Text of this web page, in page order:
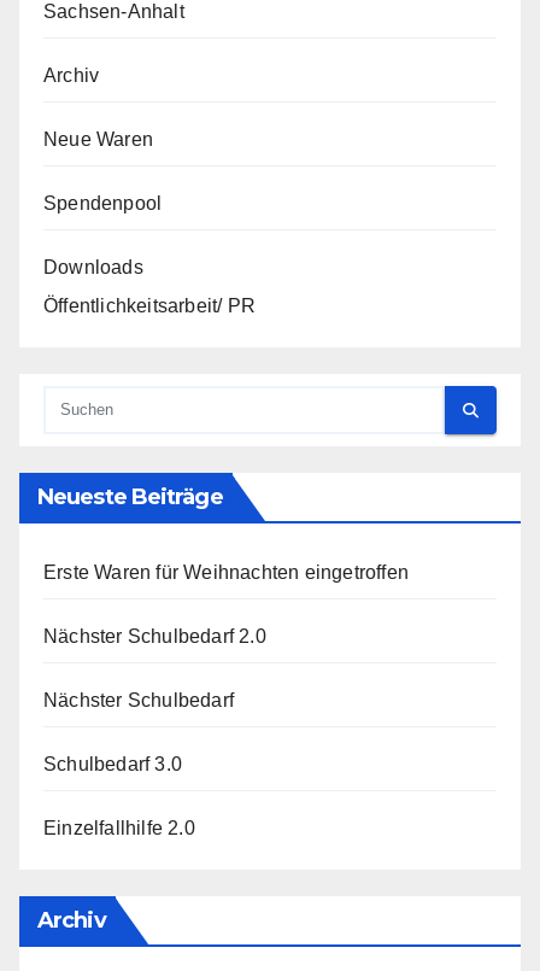
Sachsen-Anhalt
Archiv
Neue Waren
Spendenpool
Downloads
Öffentlichkeitsarbeit/ PR
Neueste Beiträge
Erste Waren für Weihnachten eingetroffen
Nächster Schulbedarf 2.0
Nächster Schulbedarf
Schulbedarf 3.0
Einzelfallhilfe 2.0
Archiv